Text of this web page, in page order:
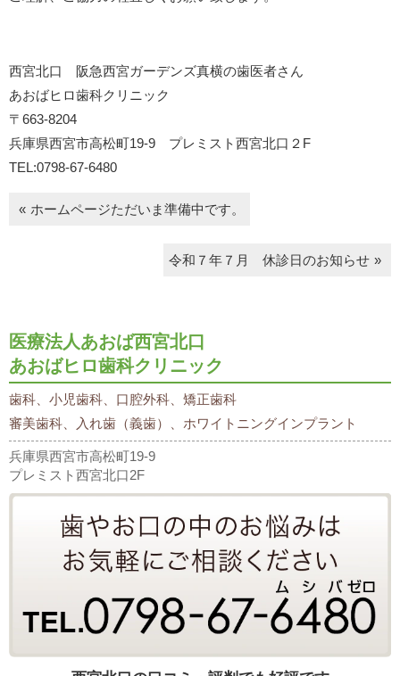
西宮北口 阪急西宮ガーデンズ真横の歯医者さん
あおばヒロ歯科クリニック
〒663-8204
兵庫県西宮市高松町19-9 プレミスト西宮北口２F
TEL:0798-67-6480
ホームページただいま準備中です。
令和７年７月 休診日のお知らせ
医療法人あおば西宮北口
あおばヒロ歯科クリニック
歯科、小児歯科、口腔外科、矯正歯科
審美歯科、入れ歯（義歯）、ホワイトニングインプラント
兵庫県西宮市高松町19-9
プレミスト西宮北口2F